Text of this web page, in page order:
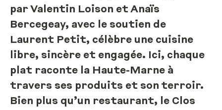
par Valentin Loison et Anaïs
Bercegeay, avec le soutien de
Laurent Petit, célèbre une cuisine
libre, sincère et engagée. Ici, chaque
plat raconte la Haute-Marne à
travers ses produits et son terroir.
Bien plus qu’un restaurant, le Clos